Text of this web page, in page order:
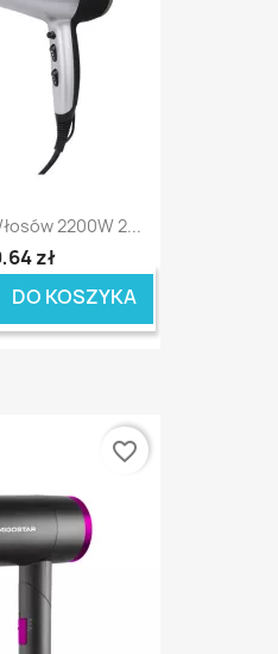
2200W 2...
zł
DO KOSZYKA
favorite_border